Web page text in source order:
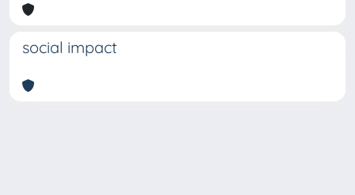
social impact